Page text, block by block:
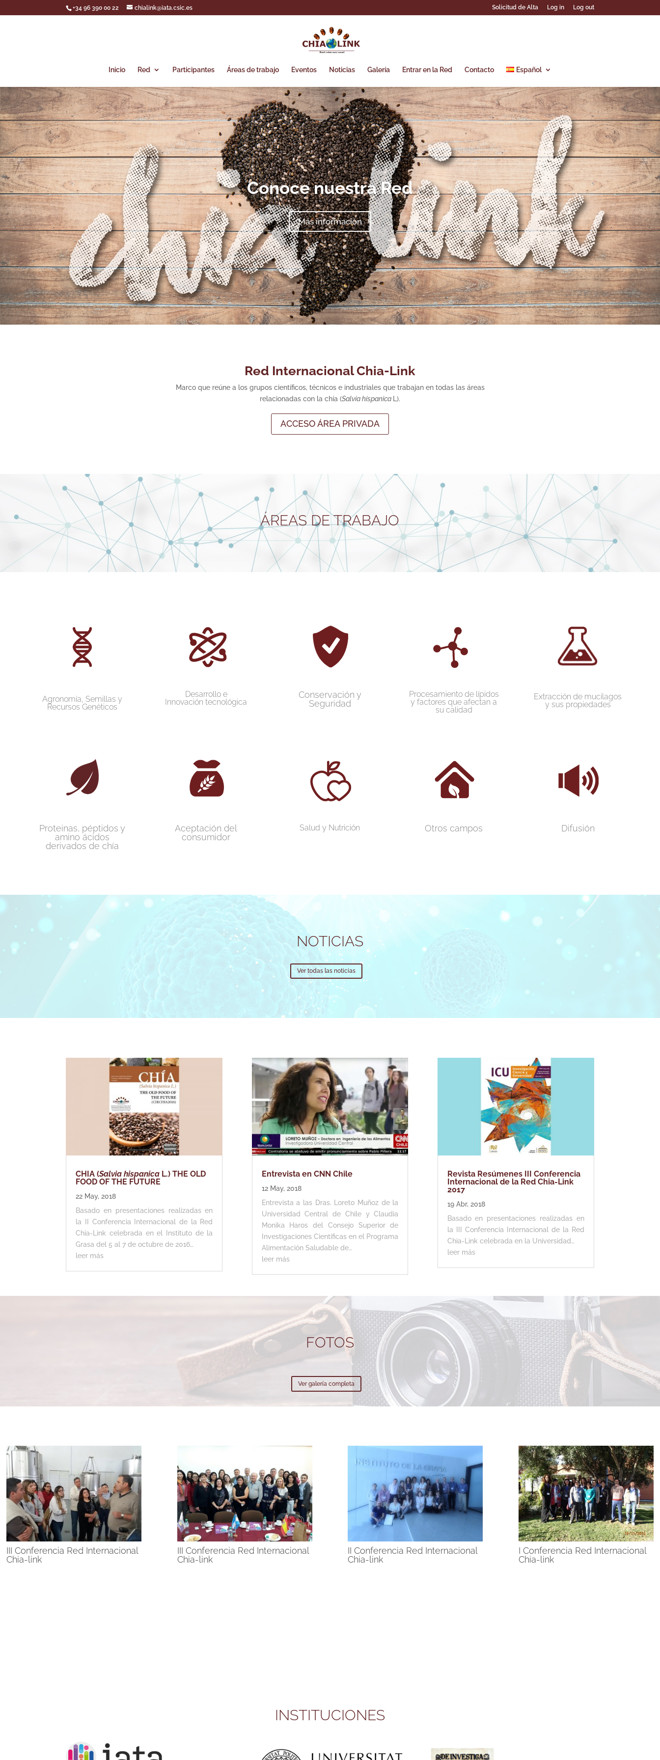
+34 96 390 00 22 chialink@iata.csic.es Solicitud de Alta Log in Log out
Inicio Red Participantes Áreas de trabajo Eventos Noticias Galería Entrar en la Red Contacto Español
Conoce nuestra Red
Más información
Red Internacional Chia-Link
Marco que reúne a los grupos científicos, técnicos e industriales que trabajan en todas las áreas
relacionadas con la chía (Salvia hispanica L).
ACCESO ÁREA PRIVADA
ÁREAS DE TRABAJO
Agronomía, Semillas y
Recursos Genéticos
Desarrollo e
Innovación tecnológica
Conservación y
Seguridad
Procesamiento de lípidos
y factores que afectan a
su calidad
Extracción de mucilagos
y sus propiedades
Proteinas, péptidos y
amino ácidos
derivados de chía
Aceptación del
consumidor
Salud y Nutrición Otros campos Difusión
NOTICIAS
Ver todas las noticias
CHIA (Salvia hispanica L.) THE OLD
FOOD OF THE FUTURE
22 May, 2018
Basado en presentaciones realizadas en
la II Conferencia Internacional de la Red
Chia-Link celebrada en el Instituto de la
Grasa del 5 al 7 de octubre de 2016…
leer más
Entrevista en CNN Chile
12 May, 2018
Entrevista a las Dras. Loreto Muñoz de la
Universidad Central de Chile y Claudia
Monika Haros del Consejo Superior de
Investigaciones Científicas en el Programa
Alimentación Saludable de…
leer más
Revista Resúmenes III Conferencia
Internacional de la Red Chia-Link
2017
19 Abr, 2018
Basado en presentaciones realizadas en
la III Conferencia Internacional de la Red
Chia-Link celebrada en la Universidad…
leer más
FOTOS
Ver galería completa
III Conferencia Red Internacional
Chia-link
III Conferencia Red Internacional
Chia-link
II Conferencia Red Internacional
Chia-link
I Conferencia Red Internacional
Chia-link
INSTITUCIONES